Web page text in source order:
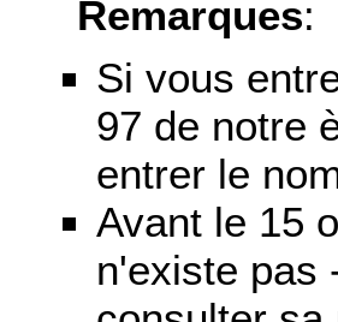
Remarques:
Si vous
97 de notre
entrer le
Avant le 15
n'existe pas